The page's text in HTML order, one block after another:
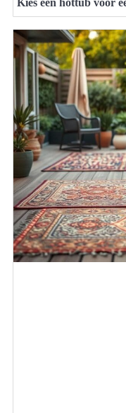
Kies een hottub voor